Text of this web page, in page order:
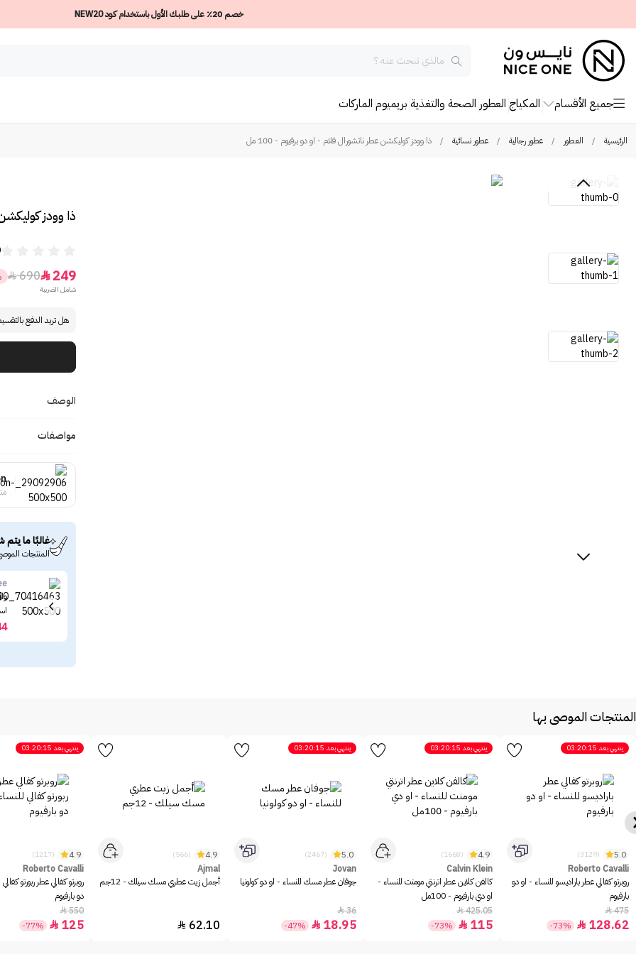
خصم 20٪ على طلبك الأول باستخدام كود NEW20
جميع الأقسام المكياج العطور الصحة والتغذية بريميوم الماركات
الرئيسية / العطور / عطور رجالية / عطور نسائية / ذا وودز كوليكشن عطر ناتشورال فلام - او دو برفيوم - 100 مل
ذا وودز كوليكشن
249

690

شامل الضريبة
هل تريد الدفع
الوصف
مواصفات
غالبًا ما يتم
المنتجات
المنتجات الموصى بها
ينتهي بعد 03:20:15
5.0
(3129)
Roberto Cavalli
روبرتو كفالي عطر باراديسو للنساء - او دو
بارفيوم
475

128.62

-73%
ينتهي بعد 03:20:15
4.9
(1668)
Calvin Klein
كالفن كلاين عطر اترنتي مومنت للنساء -
او دي بارفيوم - 100مل
425.05

115

-73%
ينتهي بعد 03:20:15
5.0
(2467)
Jovan
جوفان عطر مسك للنساء - او دو كولونيا
36

18.95

-47%
4.9
(566)
Ajmal
أجمل زيت عطري مسك سيلك - 12جم
62.10

ينتهي بعد 03:20:15
4.9
(1217)
Roberto Cavalli
روبرتو كفالي عطر ربورتو
دو بارفيوم
550

125

-77%